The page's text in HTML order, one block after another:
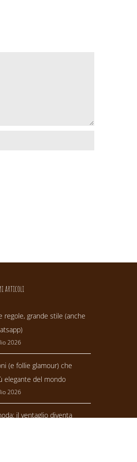
articoli
regole, grande stile (anche
2026
(e follie glamour) che
elegante del mondo
2026
il ventaglio diventa